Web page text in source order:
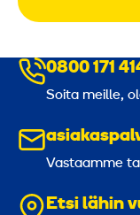
0800 171
Soita meille,
Vastaamme
Etsi lähin